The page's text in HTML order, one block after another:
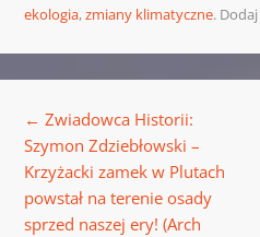
ekologia,zmiany klimatyczne. Dodaj
← Zwiadowca Historii:
Szymon Zdziebłowski –
Krzyżacki zamek w Plutach
powstał na terenie osady
sprzed naszej ery! (Arch